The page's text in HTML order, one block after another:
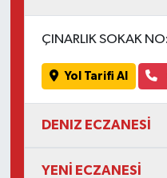
ÇINARLIK SOKAK
Yol Tarifi Al
DENIZ ECZANESİ
YENİ ECZANESİ